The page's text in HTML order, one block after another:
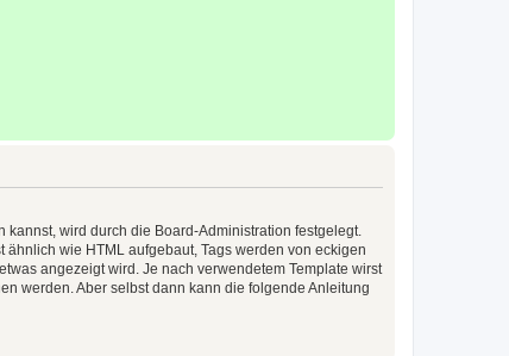
wird durch die Board-Administration festgelegt.
wie HTML aufgebaut, Tags werden von eckigen
angezeigt wird. Je nach verwendetem Template wirst
werden. Aber selbst dann kann die folgende Anleitung